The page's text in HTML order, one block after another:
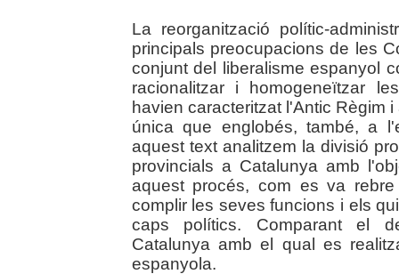
La reorganització polític-
principals preocupacions de les
conjunt del liberalisme espanyol
racionalitzar i homogeneïtzar
havien caracteritzat l'Antic Règim
única que englobés, també, a
aquest text analitzem la divisió
provincials a Catalunya amb
aquest procés, com es va
complir les seves funcions i els
caps polítics. Comparant el
Catalunya amb el qual es
espanyola.